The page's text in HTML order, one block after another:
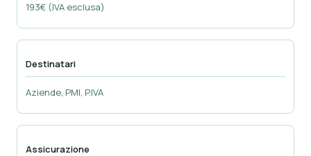
193€ (IVA esclusa)
Destinatari
Aziende, PMI, P.IVA
Assicurazione